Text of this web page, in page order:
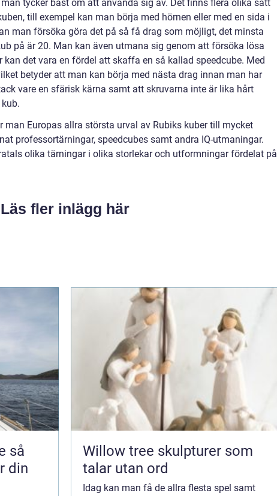
tycker bäst om att använda sig av. Det finns flera olika sätt
till exempel kan man börja med hörnen eller med en sida i
man försöka göra det på så få drag som möjligt, det minsta
på är 20. Man kan även utmana sig genom att försöka lösa
det vara en fördel att skaffa en så kallad speedcube. Med
betyder att man kan börja med nästa drag innan man har
vare en sfärisk kärna samt att skruvarna inte är lika hårt
man Europas allra största urval av Rubiks kuber till mycket
professortärningar, speedcubes samt andra IQ-utmaningar.
olika tärningar i olika storlekar och utformningar fördelat på
Läs fler inlägg här
din
Willow tree skulpturer som
talar utan ord
Idag kan man få de allra flesta spel samt